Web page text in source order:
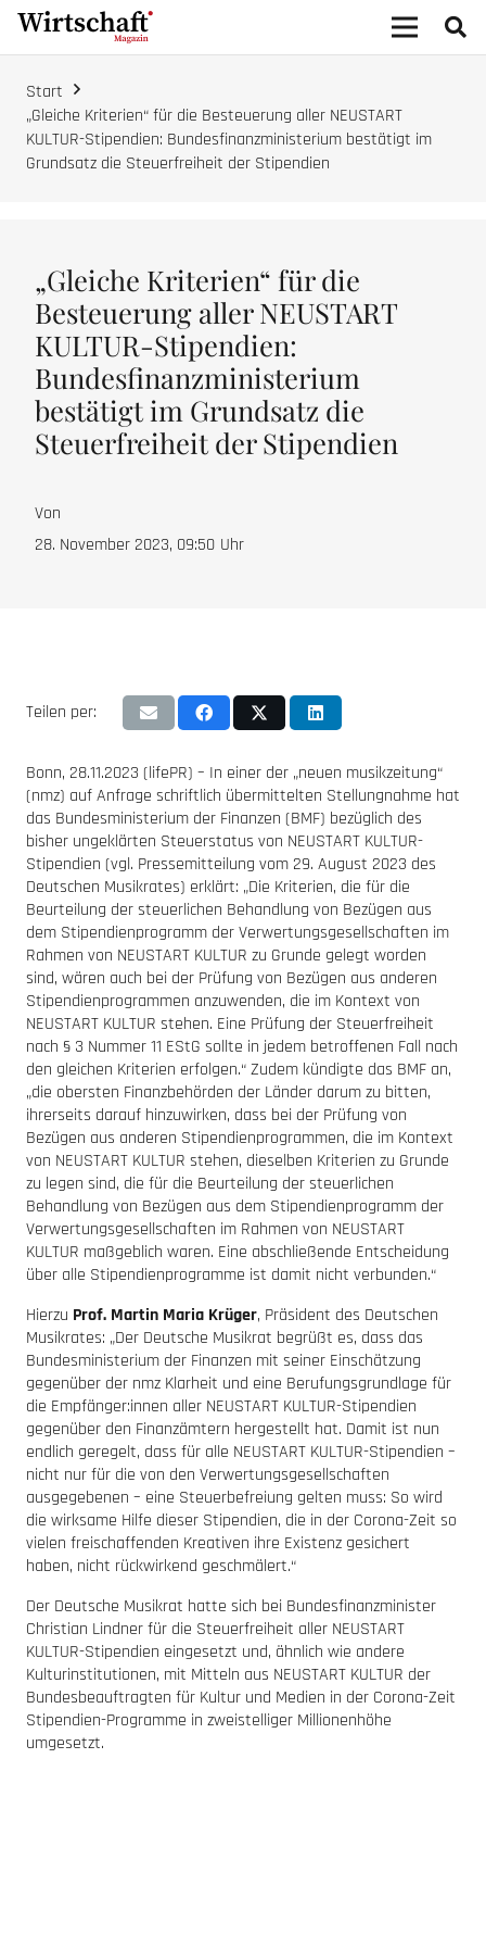
Start
„Gleiche Kriterien“ für die Besteuerung aller NEUSTART
KULTUR-Stipendien: Bundesfinanzministerium bestätigt im
Grundsatz die Steuerfreiheit der Stipendien
„Gleiche Kriterien“ für die
Besteuerung aller NEUSTART
KULTUR-Stipendien:
Bundesfinanzministerium
bestätigt im Grundsatz die
Steuerfreiheit der Stipendien
Von
28. November 2023, 09:50 Uhr
Teilen per:
Bonn, 28.11.2023 (lifePR) – In einer der „neuen musikzeitung“
(nmz) auf Anfrage schriftlich übermittelten Stellungnahme hat
das Bundesministerium der Finanzen (BMF) bezüglich des
bisher ungeklärten Steuerstatus von NEUSTART KULTUR-
Stipendien (vgl. Pressemitteilung vom 29. August 2023 des
Deutschen Musikrates) erklärt: „Die Kriterien, die für die
Beurteilung der steuerlichen Behandlung von Bezügen aus
dem Stipendienprogramm der Verwertungsgesellschaften im
Rahmen von NEUSTART KULTUR zu Grunde gelegt worden
sind, wären auch bei der Prüfung von Bezügen aus anderen
Stipendienprogrammen anzuwenden, die im Kontext von
NEUSTART KULTUR stehen. Eine Prüfung der Steuerfreiheit
nach § 3 Nummer 11 EStG sollte in jedem betroffenen Fall nach
den gleichen Kriterien erfolgen.“ Zudem kündigte das BMF an,
„die obersten Finanzbehörden der Länder darum zu bitten,
ihrerseits darauf hinzuwirken, dass bei der Prüfung von
Bezügen aus anderen Stipendienprogrammen, die im Kontext
von NEUSTART KULTUR stehen, dieselben Kriterien zu Grunde
zu legen sind, die für die Beurteilung der steuerlichen
Behandlung von Bezügen aus dem Stipendienprogramm der
Verwertungsgesellschaften im Rahmen von NEUSTART
KULTUR maßgeblich waren. Eine abschließende Entscheidung
über alle Stipendienprogramme ist damit nicht verbunden.“
Hierzu Prof. Martin Maria Krüger, Präsident des Deutschen
Musikrates: „Der Deutsche Musikrat begrüßt es, dass das
Bundesministerium der Finanzen mit seiner Einschätzung
gegenüber der nmz Klarheit und eine Berufungsgrundlage für
die Empfänger:innen aller NEUSTART KULTUR-Stipendien
gegenüber den Finanzämtern hergestellt hat. Damit ist nun
endlich geregelt, dass für alle NEUSTART KULTUR-Stipendien –
nicht nur für die von den Verwertungsgesellschaften
ausgegebenen – eine Steuerbefreiung gelten muss: So wird
die wirksame Hilfe dieser Stipendien, die in der Corona-Zeit so
vielen freischaffenden Kreativen ihre Existenz gesichert
haben, nicht rückwirkend geschmälert.“
Der Deutsche Musikrat hatte sich bei Bundesfinanzminister
Christian Lindner für die Steuerfreiheit aller NEUSTART
KULTUR-Stipendien eingesetzt und, ähnlich wie andere
Kulturinstitutionen, mit Mitteln aus NEUSTART KULTUR der
Bundesbeauftragten für Kultur und Medien in der Corona-Zeit
Stipendien-Programme in zweistelliger Millionenhöhe
umgesetzt.